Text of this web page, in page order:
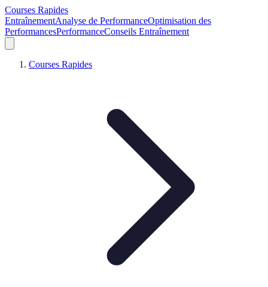
Courses Rapides
EntraînementAnalyse de PerformanceOptimisation des
PerformancesPerformanceConseils Entraînement
Courses Rapides